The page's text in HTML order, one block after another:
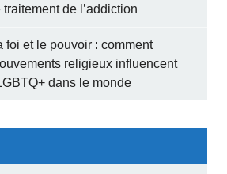
de l’addiction
foi et le pouvoir : comment
religieux influencent
dans le monde